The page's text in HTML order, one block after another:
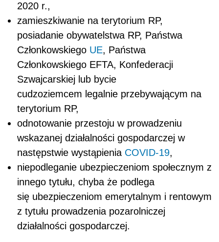
2020 r.,
zamieszkiwanie na terytorium RP,
posiadanie obywatelstwa RP, Państwa
Członkowskiego UE, Państwa
Członkowskiego EFTA, Konfederacji
Szwajcarskiej lub bycie
cudzoziemcem legalnie przebywającym na
terytorium RP,
odnotowanie przestoju w prowadzeniu
wskazanej działalności gospodarczej w
następstwie wystąpienia COVID-19,
niepodleganie ubezpieczeniom społecznym z
innego tytułu, chyba że podlega
się ubezpieczeniom emerytalnym i rentowym
z tytułu prowadzenia pozarolniczej
działalności gospodarczej.